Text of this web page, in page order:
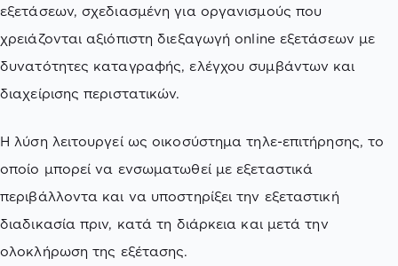
εξετάσεων, σχεδιασμένη για οργανισμούς που
χρειάζονται αξιόπιστη διεξαγωγή online εξετάσεων με
δυνατότητες καταγραφής, ελέγχου συμβάντων και
διαχείρισης περιστατικών.
Η λύση λειτουργεί ως οικοσύστημα τηλε-επιτήρησης, το
οποίο μπορεί να ενσωματωθεί με εξεταστικά
περιβάλλοντα και να υποστηρίξει την εξεταστική
διαδικασία πριν, κατά τη διάρκεια και μετά την
ολοκλήρωση της εξέτασης.